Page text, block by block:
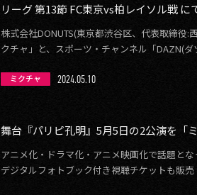
リーグ 第13節 FC東京vs柏レイソル戦 に
株式会社DONUTS(東京都渋谷区、代表取締役
クチャ」と、スポーツ・チャンネル「DAZN(
ミクチャ 2024.05.10
舞台『パリピ孔明』5月5日の2公演を「
アニメ化・ドラマ化・アニメ映画化で話題と
デジタルフォトブック付き視聴チケットも販売